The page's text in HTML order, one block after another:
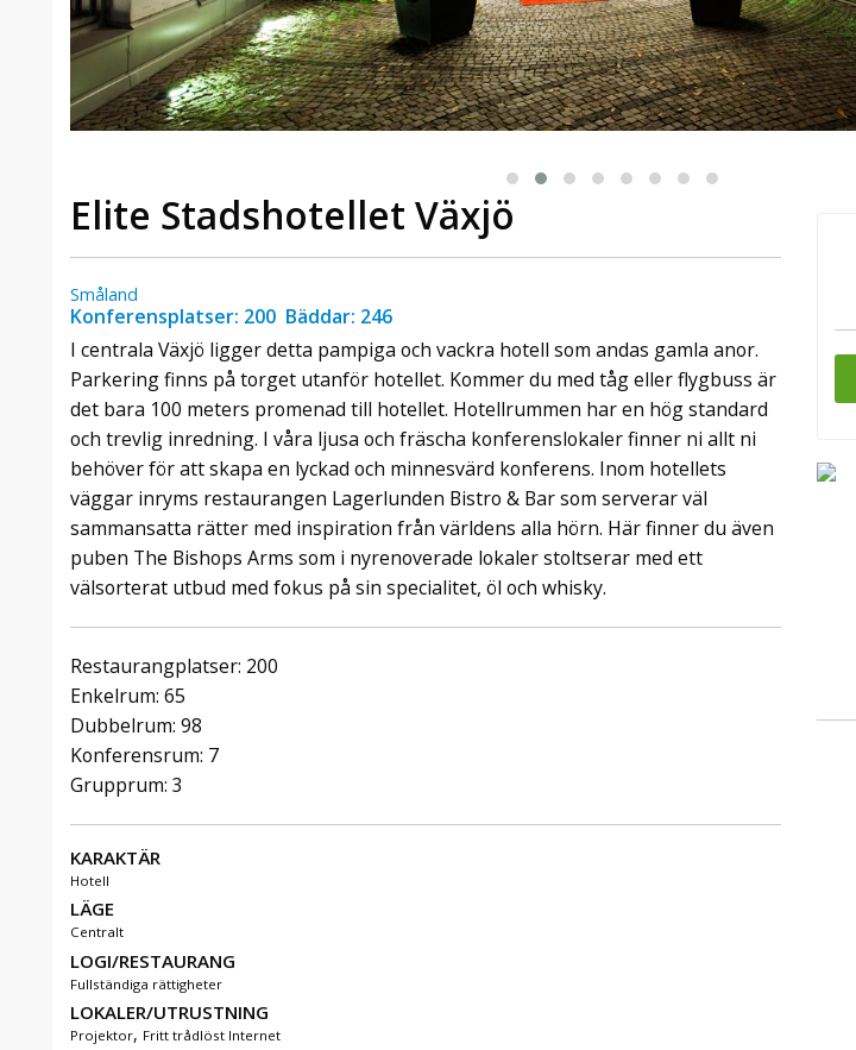
Elite Stadshotellet Växjö
Småland
Konferensplatser: 200 Bäddar: 246
I centrala Växjö ligger detta pampiga och vackra hotell som andas gamla anor.
Parkering finns på torget utanför hotellet. Kommer du med tåg eller flygbuss är
det bara 100 meters promenad till hotellet. Hotellrummen har en hög standard
och trevlig inredning. I våra ljusa och fräscha konferenslokaler finner ni allt ni
behöver för att skapa en lyckad och minnesvärd konferens. Inom hotellets
väggar inryms restaurangen Lagerlunden Bistro & Bar som serverar väl
sammansatta rätter med inspiration från världens alla hörn. Här finner du även
puben The Bishops Arms som i nyrenoverade lokaler stoltserar med ett
välsorterat utbud med fokus på sin specialitet, öl och whisky.
Restaurangplatser: 200
Enkelrum: 65
Dubbelrum: 98
Konferensrum: 7
Grupprum: 3
KARAKTÄR
Hotell
LÄGE
Centralt
LOGI/RESTAURANG
Fullständiga rättigheter
LOKALER/UTRUSTNING
Projektor, Fritt trådlöst Internet